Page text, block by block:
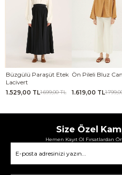
Büzgülü Paraşüt Etek
Lacivert
1.529,00 TL1.699,00 TL
Ön Pileli Bluz
1.619,00 TL
Size Özel
Hemen Kayıt Ol Fırsatlardan